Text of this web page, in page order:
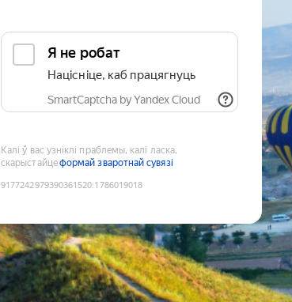
Я не робат
Націсніце, каб працягнуць
SmartCaptcha by Yandex Cloud
Калі ў вас узніклі праблемы, калі ласка,
скарыстайцеформай зваротнай сувязі
9177242979390361520:1786019018